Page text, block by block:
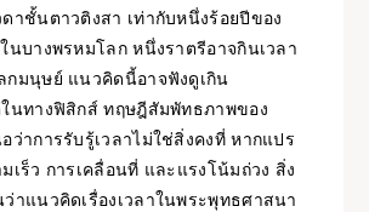
าชั้นตาวติงสา เท่ากับหนึ่งร้อยปีของ
นบางพรหมโลก หนึ่งราตรีอาจกินเวลา
กมนุษย์ แนวคิดนี้อาจฟังดูเกิน
นทางฟิสิกส์ ทฤษฎีสัมพัทธภาพของ
ว่าการรับรู้เวลาไม่ใช่สิ่งคงที่ หากแปร
เร็ว การเคลื่อนที่ และแรงโน้มถ่วง สิ่ง
าแนวคิดเรื่องเวลาในพระพุทธศาสนา